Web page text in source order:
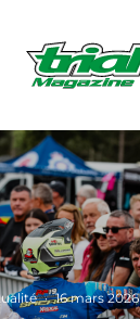
· 16 mars 2026